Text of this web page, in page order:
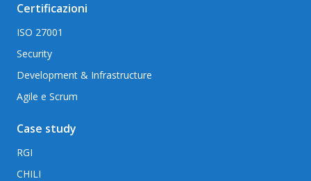
Certificazioni
ISO 27001
Security
Development & Infrastructure
Agile e Scrum
Case study
RGI
CHILI